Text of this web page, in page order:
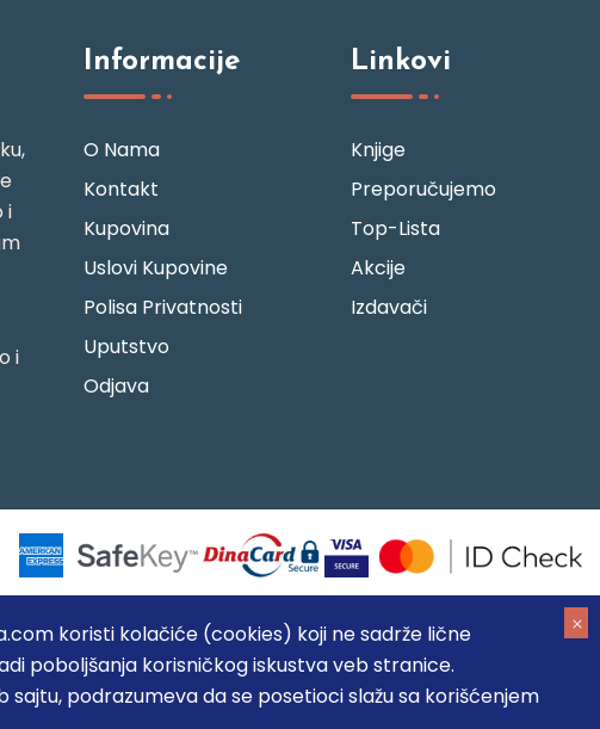
koristi kolačiće (cookies) koji ne sadrže lične
poboljšanja korisničkog iskustva veb stranice.
sajtu, podrazumeva da se posetioci slažu sa korišćenjem
i
i
Informacije
O Nama
Kontakt
Kupovina
Uslovi Kupovine
Polisa Privatnosti
Uputstvo
Odjava
Linkovi
Knjige
Preporučujemo
Top-Lista
Akcije
Izdavači
PIB: 105184104, MB: 20337524
prikazu slika i samih cena, ali ne možemo garantovati da su